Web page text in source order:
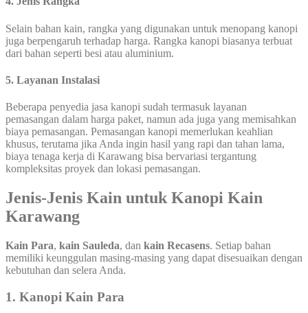
Selain bahan kain, rangka yang digunakan untuk menopang kanopi
juga berpengaruh terhadap harga. Rangka kanopi biasanya terbuat
dari bahan seperti besi atau aluminium.
5. Layanan Instalasi
Beberapa penyedia jasa kanopi sudah termasuk layanan
pemasangan dalam harga paket, namun ada juga yang memisahkan
biaya pemasangan. Pemasangan kanopi memerlukan keahlian
khusus, terutama jika Anda ingin hasil yang rapi dan tahan lama,
biaya tenaga kerja di Karawang bisa bervariasi tergantung
kompleksitas proyek dan lokasi pemasangan.
Jenis-Jenis Kain untuk Kanopi Kain
Karawang
Kain Para, kain Sauleda, dan kain Recasens. Setiap bahan
memiliki keunggulan masing-masing yang dapat disesuaikan dengan
kebutuhan dan selera Anda.
1. Kanopi Kain Para